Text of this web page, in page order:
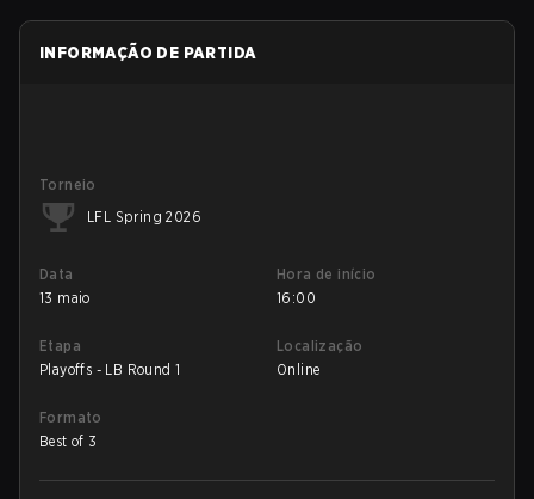
INFORMAÇÃO DE PARTIDA
Torneio
LFL Spring 2026
Data
13 maio
Hora de início
16:00
Etapa
Playoffs - LB Round 1
Localização
Online
Formato
Best of 3